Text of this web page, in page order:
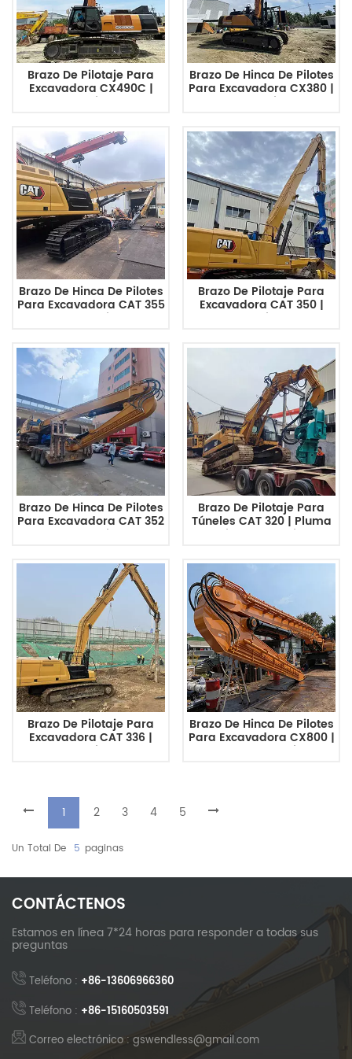
Brazo De Pilotaje Para
Excavadora CX490C |
Pluma De Hincado De
De Alta Resistencia
Brazo De Hinca De Pilotes
Para Excavadora CX380 |
Pluma De Hinca De
De Alta Resistencia
Brazo De Hinca De Pilotes
Para Excavadora CAT 355
| Pluma De Hinca De
Alta Resistencia
Brazo De Pilotaje Para
Excavadora CAT 350 |
Pluma De Hincado De
Alta Resistencia
Brazo De Hinca De Pilotes
Para Excavadora CAT 352
| Pluma De Hinca De
Alta Resistencia
Brazo De Pilotaje Para
Túneles CAT 320 | Pluma
De Hincado De Pilotes
Perfil Bajo
Brazo De Pilotaje Para
Excavadora CAT 336 |
Pluma De Hincado De
Brazo De Hinca De Pilotes
Para Excavadora CX800 |
Brazo De Martillo
Grandes Proyectos De
1 2 3 4 5
Un Total De 5 Paginas
CONTÁCTENOS
Estamos en línea 7*24 horas para responder a todas sus
preguntas
Teléfono : +86-13606966360
Teléfono : +86-15160503591
Correo electrónico : gswendless@gmail.com